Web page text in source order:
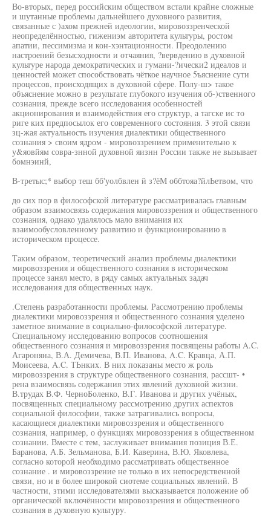
Во-вторых, перед российским обществом встали крайне сложные
и шутанные проблемы дальнейшего духовного развития,
связанные с )ахом прежней идеологии, мировоззренческой
неопределённостью, гижениэм авторитета культуры, ростом
апатии, пессимизма и кон-хэнтационности. Преодолению
настроений безысходности и отчаяния, ?вервдению в духовной
культуре народа демократических и гумани-?ически2 идеалов и
ценностей может способствовать чёткое научное 5ъяснение сути
процессов, происходящих в духовной сфере. Полу-ш> такое
объяснение можно в результате глубокого изучения об-)ственного
сознания, прежде всего исследования особенностей
акционирования и взаимодействия его структур, а тагске ис то
риге ких предпосылок его современного состояния. 3 этой связи
зц-жая актуальность изучения диалектики общественного
сознания > своим ядром - мировоззрением применительно к
у&яовйям совра-знной духовной яизнн России также не вызывает
бомнэинй,
В-третыс;* выбор теш бб'уолбвлен й з?ёМ оббтояа?йлЬетвом, что
до сих пор в философской литературе рассматривалась главным
образом взаимосвязь содержания мировоззрения и общественного
сознания, однако удалялось мало внимания их
взаимообусловленному развитию и функционированию в
историческом процессе.
Таким образом, теоретический анализ проблемы диалектики
мировоззрения и общественного сознания в историческом
процессе занял место, в ряду самых актуальных задач
исследования для общественных наук.
.Степень разработанности проблемы. Рассмотрению проблемы
диалектики мировоззрения и общественного сознания уделено
заметное внимание в социально-философской литературе.
Специальному исследованию вопросов соотношения
общественного сознания и мировоззрения посвящены работы A.C.
Агароняна, В.А. Демичева, В.П. Иванова, A.C. Кравца, А.П.
Моисеева, A.C. ТЬнких. В них показаны место ж роль
мировоззрения в структуре общественного сознания, рассшт- •
рена взаимосвязь содержания этих явлений духовной жизни.
В.трудах В.Ф. ЧерноБоленко, В.Г. Иванова и других учёных,
посвященных специальному рассмотрению других аспектов
социальной философии, также затрагивались вопросы,
касающиеся диалектики мировоззрения и общественного
сознания, например, о функциях мировоззрения в общественном
сознании. Вместе с тем, заслуживает внимания позиция В.Е.
Баранова, А.Б. Зельманова, Б.И. Каверина, В.Ю. Яковлева,
согласно которой необходимо рассматривать общественное
сознание . и мировоззрение не только в их непосредственной
связи, но и в более широкой сиотеме социальных явлений. В
частности, зтими исследователями высказывается положение об
органической включённости мировоззрения и общественного
сознания в духовную культуру.